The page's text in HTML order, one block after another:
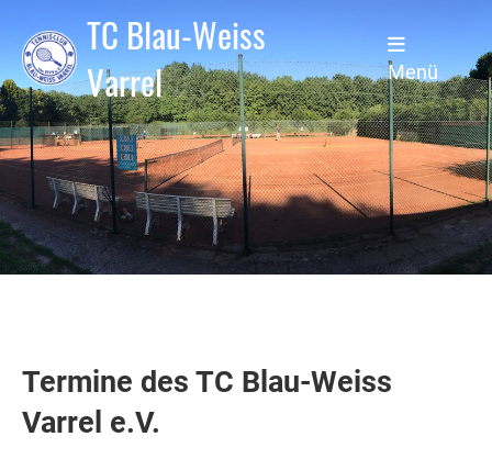
TC Blau-Weiss
Varrel
Menü
Termine des TC Blau-Weiss
Varrel e.V.